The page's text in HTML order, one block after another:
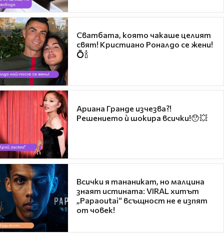
Сватбата, която чакаше целият
свят! Кристиано Роналдо се жени!
💍🍾
Ариана Гранде изчезва?!
Решението ѝ шокира всички!😯💥
Всички я тананикат, но малцина
знаят истината: VIRAL хитът
„Papaoutai“ всъщност не е изпят
от човек!